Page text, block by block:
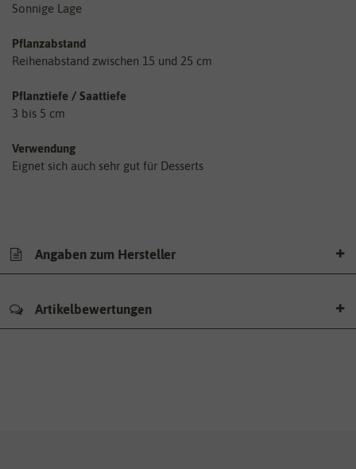
Sonnige Lage
Pflanzabstand
Reihenabstand zwischen 15 und 25 cm
Pflanztiefe / Saattiefe
3 bis 5 cm
Verwendung
Eignet sich auch sehr gut für Desserts
Angaben zum Hersteller
Artikelbewertungen